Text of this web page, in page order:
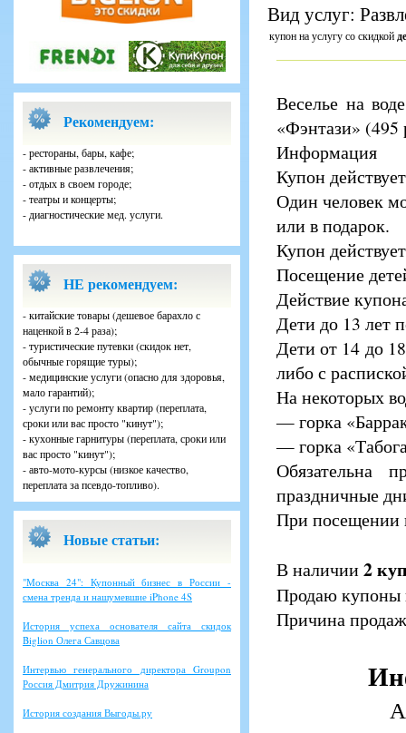
Рекомендуем:
- рестораны, бары, кафе;
- активные развлечения;
- отдых в своем городе;
- театры и концерты;
- диагностические мед. услуги.
НЕ рекомендуем:
- китайские товары (дешевое барахло с
наценкой в 2-4 раза);
- туристические путевки (скидок нет,
обычные горящие туры);
- медицинские услуги (опасно для здоровья,
мало гарантий);
- услуги по ремонту квартир (переплата,
сроки или вас просто "кинут");
- кухонные гарнитуры (переплата, сроки или
вас просто "кинут");
- авто-мото-курсы (низкое качество,
переплата за псевдо-топливо).
Новые статьи:
"Москва 24": Купонный бизнес в России -
смена тренда и нашумевшие iPhone 4S
История успеха основателя сайта скидок
Biglion Олега Савцова
Интервью генерального директора Groupon
Россия Дмитрия Дружинина
История создания Выгоды.ру
Вид услуг:
купон на услугу со скидкой
Веселье на
«Фэнтази» (495
Информация
Купон
Один человек
или в подарок.
Купон
Посещение
Действие
Дети до 13 лет
Дети от 14 до
либо с
На некоторых
— горка
— горка
Обязательна
праздничные
При посещении
В наличии2
Продаю купоны
Причина